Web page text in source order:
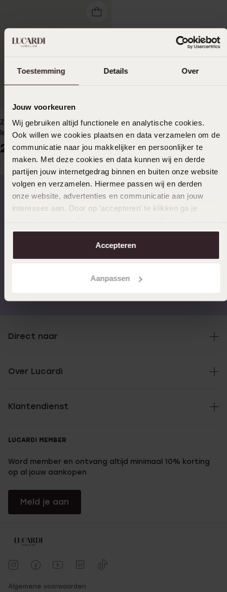
Toestemming Details Over
Jouw voorkeuren
Wij gebruiken altijd functionele en analytische cookies.
Ook willen we cookies plaatsen en data verzamelen om de
communicatie naar jou makkelijker en persoonlijker te
maken. Met deze cookies en data kunnen wij en derde
partijen jouw internetgedrag binnen en buiten onze website
volgen en verzamelen. Hiermee passen wij en derden
onze website, advertenties en communicatie aan jouw
interesses aan. Door op ‘accepteren’ te klikken ga je
aanpassen. Lees er meer over in onscookiebeleid.
Accepteren
Aanpassen
Zilveren goldplated hanger
levensboom
2999
Huidige
pagina
1
naar
pagina
Op werkdagen voor 17.00
14 dagen gratis
Gratis verzending vanaf
4,59 uit 5 (55.000+
Direct naar
Over Lucardi
Klantendienst
LUCARDI MEMBER
Word member en ontvang altijd minimaal 10% korting
op al jouw aankopen
Meld je aan
Algemene voorwaarden